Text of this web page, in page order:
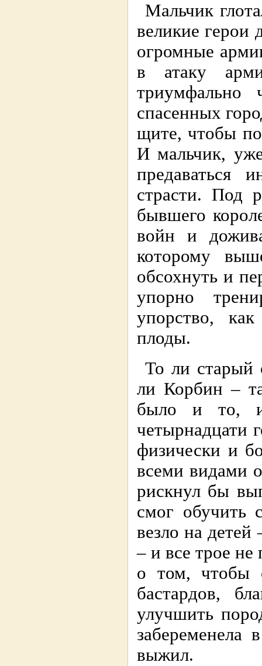
Мальчик
великие герои
огромные
в атаку
триумфально
спасенных
щите, чтобы
И мальчик,
предаваться
страсти. Под
бывшего
войн и
которому
обсохнуть и
упорно
упорство,
плоды.
То ли старый
ли Корбин –
было и то,
четырнадцати
физически и
всеми видами
рискнул бы
смог обучить
везло на
– и все трое
о том, чтобы
бастардов,
улучшить
забеременела
выжил.